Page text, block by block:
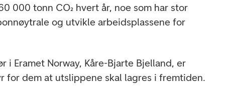
000 tonn CO₂ hvert år, noe som har stor
og utvikle arbeidsplassene for
i Eramet Norway, Kåre-Bjarte Bjelland, er
for dem at utslippene skal lagres i fremtiden.